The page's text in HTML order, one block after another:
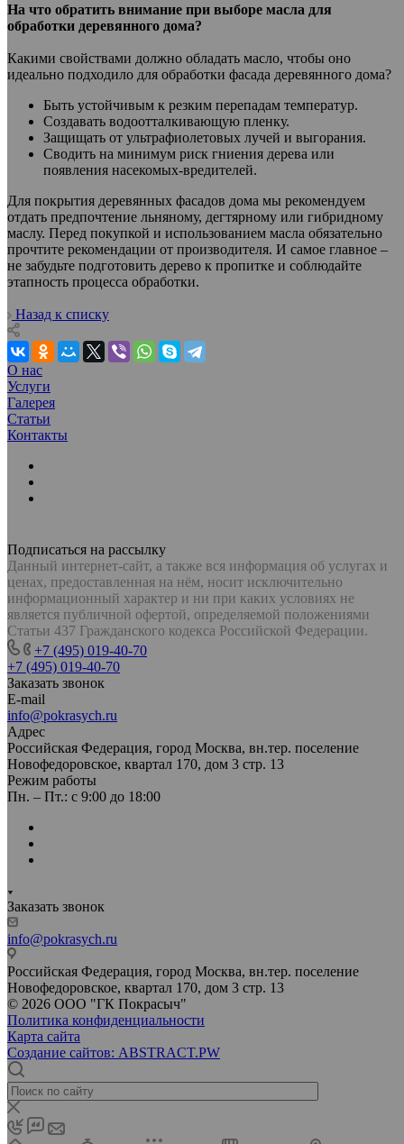
На что обратить внимание при выборе масла для
обработки деревянного дома?
Какими свойствами должно обладать масло, чтобы оно
идеально подходило для обработки фасада деревянного дома?
Быть устойчивым к резким перепадам температур.
Создавать водоотталкивающую пленку.
Защищать от ультрафиолетовых лучей и выгорания.
Сводить на минимум риск гниения дерева или
появления насекомых-вредителей.
Для покрытия деревянных фасадов дома мы рекомендуем
отдать предпочтение льняному, дегтярному или гибридному
маслу. Перед покупкой и использованием масла обязательно
прочтите рекомендации от производителя. И самое главное –
не забудьте подготовить дерево к пропитке и соблюдайте
этапность процесса обработки.
Назад к списку
О нас
Услуги
Галерея
Статьи
Контакты
Подписаться на рассылку
Данный интернет-сайт, а также вся информация об услугах и
ценах, предоставленная на нём, носит исключительно
информационный характер и ни при каких условиях не
является публичной офертой, определяемой положениями
Статьи 437 Гражданского кодекса Российской Федерации.
+7 (495) 019-40-70
+7 (495) 019-40-70
Заказать звонок
E-mail
info@pokrasych.ru
Адрес
Российская Федерация, город Москва, вн.тер. поселение
Новофедоровское, квартал 170, дом 3 стр. 13
Режим работы
Пн. – Пт.: с 9:00 до 18:00
Заказать звонок
info@pokrasych.ru
Российская Федерация, город Москва, вн.тер. поселение
Новофедоровское, квартал 170, дом 3 стр. 13
© 2026 ООО "ГК Покрасыч"
Политика конфиденциальности
Карта сайта
Создание сайтов: ABSTRACT.PW